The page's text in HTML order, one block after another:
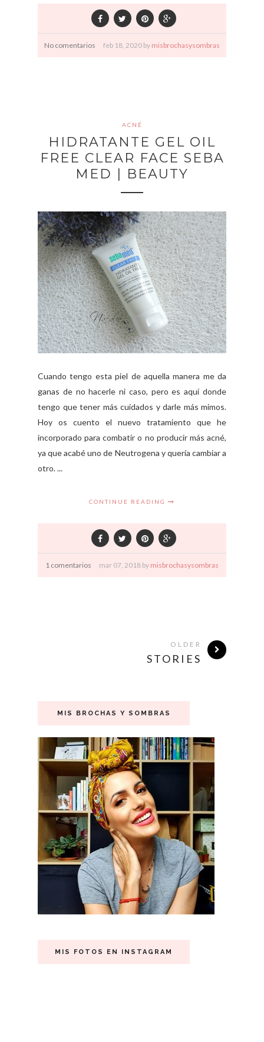
No comentarios feb 18, 2020 by misbrochasysombras
ACNÉ
HIDRATANTE GEL OIL
FREE CLEAR FACE SEBA
MED | BEAUTY
Cuando tengo esta piel de aquella manera me da
ganas de no hacerle ni caso, pero es aquí donde
tengo que tener más cuidados y darle más mimos.
Hoy os cuento el nuevo tratamiento que he
incorporado para combatir o no producir más acné,
ya que acabé uno de Neutrogena y quería cambiar a
otro. ...
CONTINUE READING
1 comentarios mar 07, 2018 by misbrochasysombras
OLDER
STORIES
MIS BROCHAS Y SOMBRAS
MIS FOTOS EN INSTAGRAM